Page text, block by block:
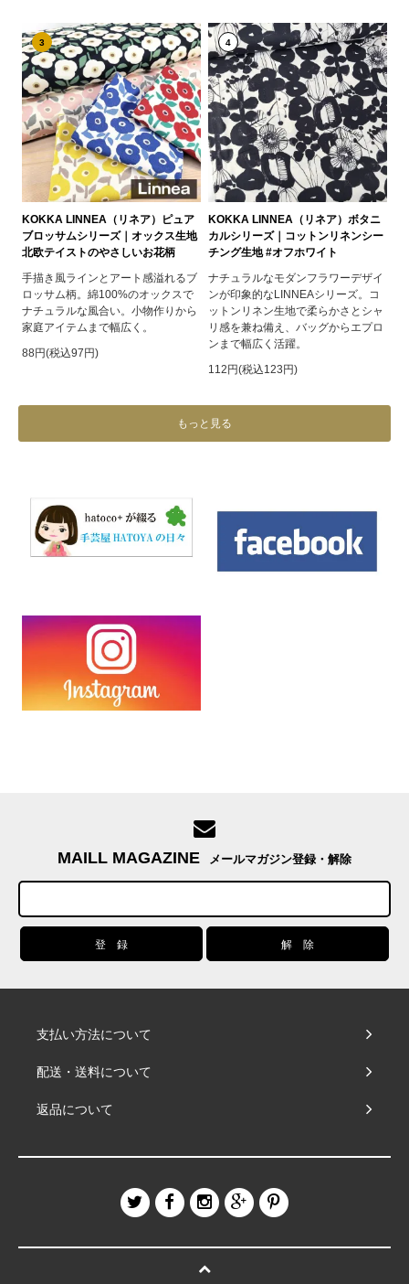
3
KOKKA LINNEA（リネア）ピュア
ブロッサムシリーズ｜オックス生地
北欧テイストのやさしいお花柄
手描き風ラインとアート感溢れるブ
ロッサム柄。綿100%のオックスで
ナチュラルな風合い。小物作りから
家庭アイテムまで幅広く。
88円(税込97円)
4
KOKKA LINNEA（リネア）ボタニ
カルシリーズ｜コットンリネンシー
チング生地 #オフホワイト
ナチュラルなモダンフラワーデザイ
ンが印象的なLINNEAシリーズ。コ
ットンリネン生地で柔らかさとシャ
リ感を兼ね備え、バッグからエプロ
ンまで幅広く活躍。
112円(税込123円)
もっと見る
MAILL MAGAZINE メールマガジン登録・解除
支払い方法について
配送・送料について
返品について